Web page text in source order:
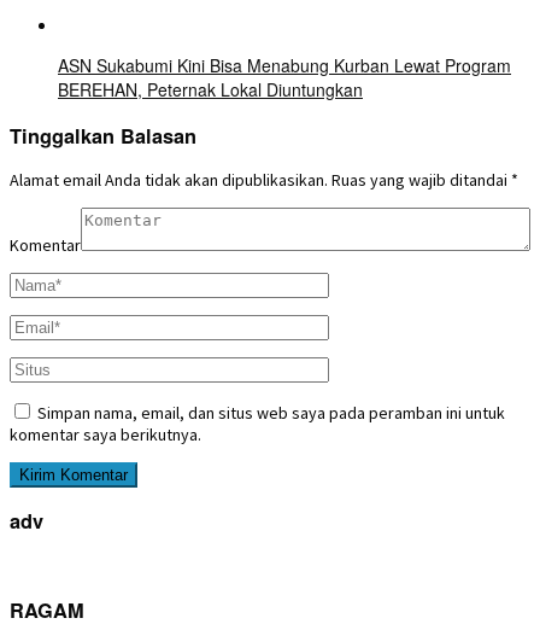
ASN Sukabumi Kini Bisa Menabung Kurban Lewat Program
BEREHAN, Peternak Lokal Diuntungkan
Tinggalkan Balasan
Alamat email Anda tidak akan dipublikasikan. Ruas yang wajib ditandai *
Komentar
Simpan nama, email, dan situs web saya pada peramban ini untuk
komentar saya berikutnya.
adv
RAGAM